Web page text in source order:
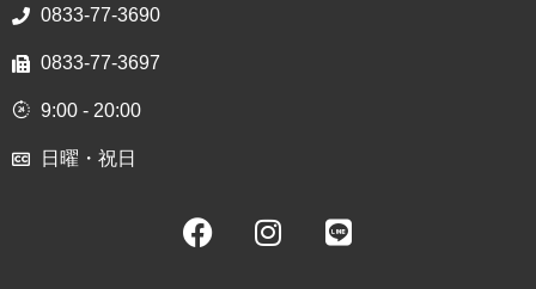
0833-77-3690
0833-77-3697
9:00 - 20:00
日曜・祝日